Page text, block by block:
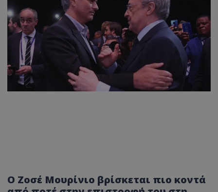
Ο Ζοσέ Μουρίνιο βρίσκεται πιο κοντά